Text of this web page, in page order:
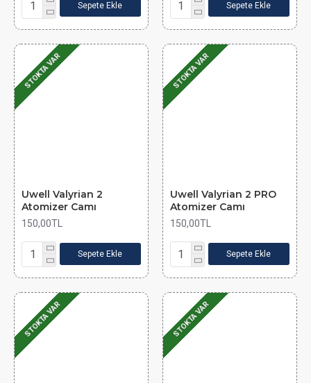
Sepete Ekle Sepete Ekle
STOKTA VAR
Uwell Valyrian 2
Atomizer Camı
150,00TL
Sepete Ekle
STOKTA VAR
Uwell Valyrian 2 PRO
Atomizer Camı
150,00TL
Sepete Ekle
STOKTA VAR STOKTA VAR